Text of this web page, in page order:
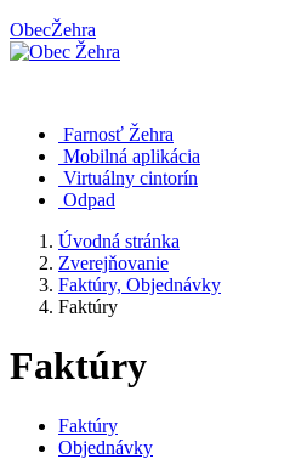
ObecŽehra
Farnosť Žehra
Mobilná aplikácia
Virtuálny cintorín
Odpad
Úvodná stránka
Zverejňovanie
Faktúry, Objednávky
Faktúry
Faktúry
Faktúry
Objednávky